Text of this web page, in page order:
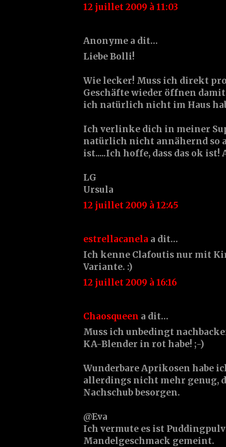
12 juillet 2009 à 11:03
Anonyme a dit…
Liebe Bolli!
Wie lecker! Muss ich direkt
Geschäfte wieder öffnen
ich natürlich nicht im Haus
Ich verlinke dich in meiner
natürlich nicht annähernd so
ist.....Ich hoffe, dass das ok ist!
LG
Ursula
12 juillet 2009 à 12:45
estrellacanela a dit…
Ich kenne Clafoutis nur mit
Variante. :)
12 juillet 2009 à 16:16
Chaosqueen a dit…
Muss ich unbedingt
KA-Blender in rot habe! ;-)
Wunderbare Aprikosen habe
allerdings nicht mehr genug,
Nachschub besorgen.
@Eva
Ich vermute es ist
Mandelgeschmack gemeint.